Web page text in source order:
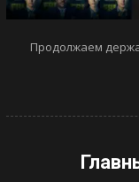
Продолжаем